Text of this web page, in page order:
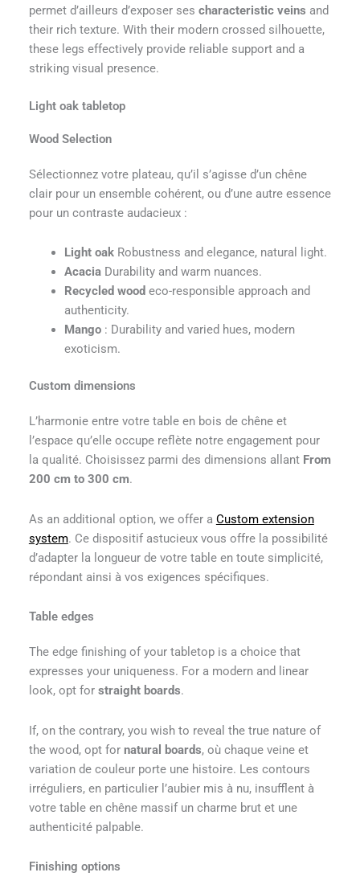
permet d’ailleurs d’exposer ses characteristic veins and
their rich texture. With their modern crossed silhouette,
these legs effectively provide reliable support and a
striking visual presence.
Light oak tabletop
Wood Selection
Sélectionnez votre plateau, qu’il s’agisse d’un chêne
clair pour un ensemble cohérent, ou d’une autre essence
pour un contraste audacieux :
Light oakRobustness and elegance, natural light.
AcaciaDurability and warm nuances.
Recycled wood eco-responsible approach and
authenticity.
Mango: Durability and varied hues, modern
exoticism.
Custom dimensions
L’harmonie entre votre table en bois de chêne et
l’espace qu’elle occupe reflète notre engagement pour
la qualité. Choisissez parmi des dimensions allant From
200 cm to 300 cm.
As an additional option, we offer a Custom extension
system. Ce dispositif astucieux vous offre la possibilité
d’adapter la longueur de votre table en toute simplicité,
répondant ainsi à vos exigences spécifiques.
Table edges
The edge finishing of your tabletop is a choice that
expresses your uniqueness. For a modern and linear
look, opt for straight boards.
If, on the contrary, you wish to reveal the true nature of
the wood, opt for natural boards, où chaque veine et
variation de couleur porte une histoire. Les contours
irréguliers, en particulier l’aubier mis à nu, insufflent à
votre table en chêne massif un charme brut et une
authenticité palpable.
Finishing options